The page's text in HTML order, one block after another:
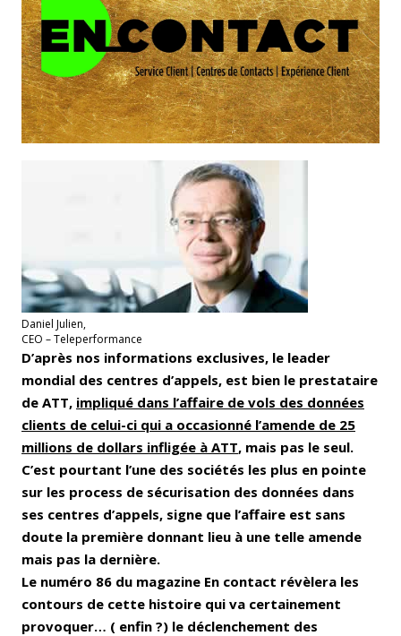
Email Facebook LinkedIn
Bluesky Whatsapp
Daniel Julien,
CEO – Teleperformance
D’après nos informations exclusives, le leader
mondial des centres d’appels, est bien le prestataire
de ATT, impliqué dans l’affaire de vols des données
clients de celui-ci qui a occasionné l’amende de 25
millions de dollars infligée à ATT, mais pas le seul.
C’est pourtant l’une des sociétés les plus en pointe
sur les process de sécurisation des données dans
ses centres d’appels, signe que l’affaire est sans
doute la première donnant lieu à une telle amende
mais pas la dernière.
Le numéro 86 du magazine En contact révèlera les
contours de cette histoire qui va certainement
provoquer… ( enfin ?) le déclenchement des